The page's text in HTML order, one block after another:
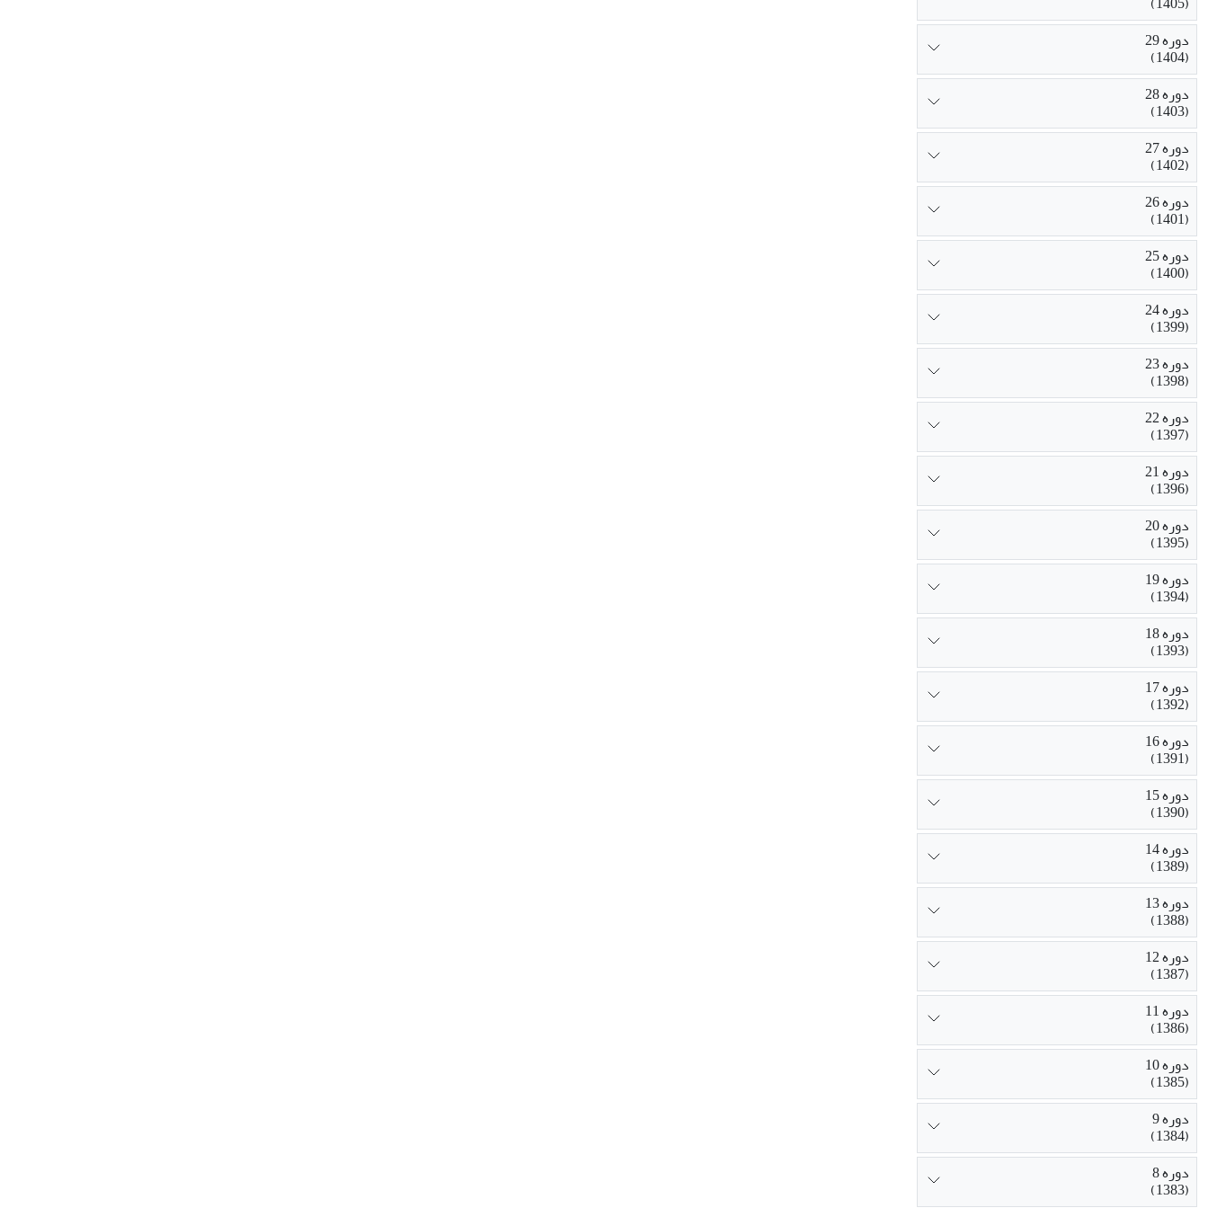
دوره 29
(1404)
دوره 28
(1403)
دوره 27
(1402)
دوره 26
(1401)
دوره 25
(1400)
دوره 24
(1399)
دوره 23
(1398)
دوره 22
(1397)
دوره 21
(1396)
دوره 20
(1395)
دوره 19
(1394)
دوره 18
(1393)
دوره 17
(1392)
دوره 16
(1391)
دوره 15
(1390)
دوره 14
(1389)
دوره 13
(1388)
دوره 12
(1387)
دوره 11
(1386)
دوره 10
(1385)
دوره 9
(1384)
دوره 8
(1383)